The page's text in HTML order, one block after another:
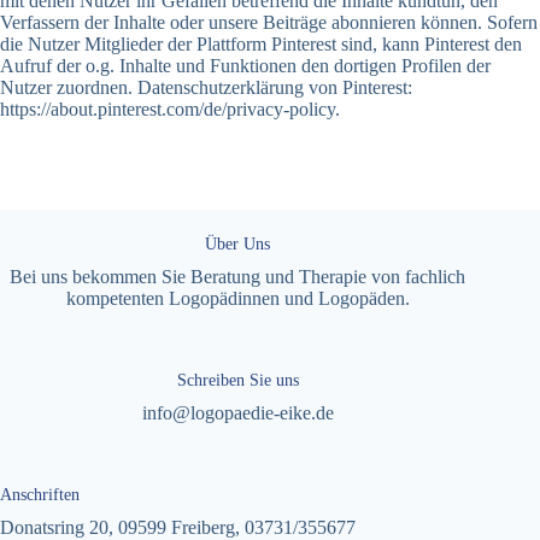
Verfassern der Inhalte oder unsere Beiträge abonnieren können. Sofern
die Nutzer Mitglieder der Plattform Pinterest sind, kann Pinterest den
Aufruf der o.g. Inhalte und Funktionen den dortigen Profilen der
Nutzer zuordnen. Datenschutzerklärung von Pinterest:
https://about.pinterest.com/de/privacy-policy.
Über Uns
Bei uns bekommen Sie Beratung und Therapie von fachlich
kompetenten Logopädinnen und Logopäden.
Schreiben Sie uns
info@logopaedie-eike.de
Anschriften
Donatsring 20, 09599 Freiberg, 03731/355677